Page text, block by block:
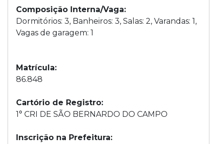
Composição Interna/Vaga:
Dormitórios: 3, Banheiros: 3, Salas: 2, Varandas: 1,
Vagas de garagem: 1
Matrícula:
86.848
Cartório de Registro:
1° CRI DE SÃO BERNARDO DO CAMPO
Inscrição na Prefeitura: